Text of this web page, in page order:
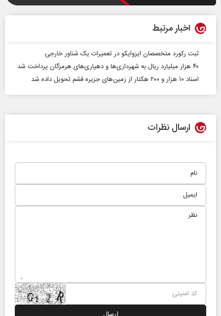
اخبار مرتبط
ثبت رکورد متخصصان ایزوایکو در تعمیرات یک شناور خارجی
۴۰ هزار میلیارد ریال به شهرداری‌ها و دهیاری‌های هرمزگان پرداخت شد
اسناد ۱۰ هزار و ۲۰۰ هکتار از زمین‌های جزیره قشم تحویل داده شد
ارسال نظرات